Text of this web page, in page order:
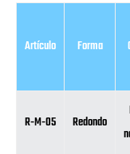
Artículo Forma
R-M-05 Redondo